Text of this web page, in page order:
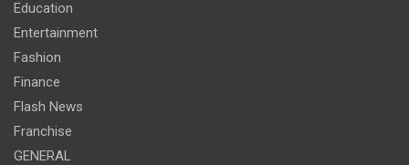
Education
Entertainment
Fashion
Finance
Flash News
Franchise
GENERAL